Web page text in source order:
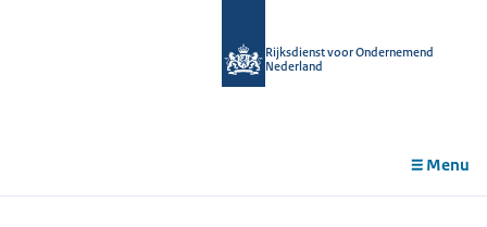
Rijksdienst voor Ondernemend
Nederland
Menu